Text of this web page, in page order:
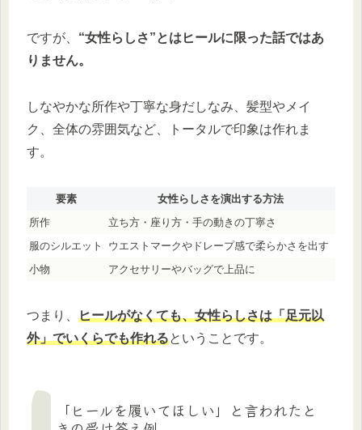
ですが、 “女性らしさ”とはヒールに限った話ではあ
りません。
しなやかな所作や丁寧な身だしなみ、髪型やメイ
ク、全体の雰囲気など、トータルで印象は作れま
す。
要素
女性らしさを演出する方法
所作
立ち方・座り方・手の動きの丁寧さ
服のシルエット
ウエストマークやドレープ感で柔らかさを出す
小物
アクセサリーやバッグで上品に
つまり、 ヒールがなくても、女性らしさは「足元以
外」でいくらでも作れるということです。
「ヒールを履いてほしい」と言われたと